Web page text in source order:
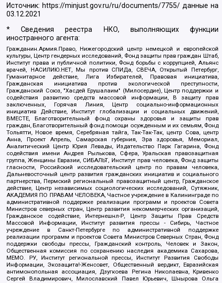
Источник: https://minjust.gov.ru/ru/documents/7755/ данные на
03.12.2021
* Сведения реестра НКО, выполняющих функции
иностранного агента:
Гражданин.Армия.Право, Нижегородский центр немецкой и европейской
культуры, Центр гендерных исследований, Фонд защиты прав граждан Штаб,
Институт права и публичной политики, Фонд борьбы с коррупцией, Альянс
врачей, НАСИЛИЮ.НЕТ, Мы против СПИДа, СВЕЧА, Открытый Петербург,
Гуманитарное действие, Лига Избирателей, Правовая инициатива,
Гражданская инициатива против экологической преступности,
Гражданский Союз, "Хасдей Ерушалаим" (Милосердие), Центр поддержки и
содействия развитию средств массовой информации, В защиту прав
заключенных, Горячая Линия, Центр социально-информационных
инициатив Действие, Институт глобализации и социальных движений,
ВМЕСТЕ, Благотворительный фонд охраны здоровья и защиты прав
граждан, Благотворительный фонд помощи осужденным и их семьям, Фонд
Тольятти, Новое время, Серебряная тайга, Так-Так-Так, центр Сова, центр
Анна, Проект Апрель, Самарская губерния, Эра здоровья, Мемориал,
Аналитический Центр Юрия Левады, Издательство Парк Гагарина, Фонд
содействия имени Андрея Рылькова, Сфера, Уральская правозащитная
группа, Женщины Евразии, СИБАЛЬТ, Институт прав человека, Фонд защиты
гласности, Российский исследовательский центр по правам человека,
Дальневосточный центр развития гражданских инициатив и социального
партнерства, Пермский региональный правозащитный центр, Гражданское
действие, Центр независимых социологических исследований, Сутяжник,
АКАДЕМИЯ ПО ПРАВАМ ЧЕЛОВЕКА, Частное учреждение в Калининграде по
административной поддержке реализации программ и проектов Совета
Министров северных стран, Центр развития некоммерческих организаций,
Гражданское содействие, Интернешнл-Р, Центр Защиты Прав Средств
Массовой Информации, Институт развития прессы - Сибирь, Частное
учреждение в Санкт-Петербурге по административной поддержке
реализации программ и проектов Совета Министров Северных Стран, Фонд
поддержки свободы прессы, Гражданский контроль, Человек и Закон,
Общественная комиссия по сохранению наследия академика Сахарова,
МЕМО. РУ, Институт региональной прессы, Институт Развития Свободы
Информации, Экозащита!-Женсовет, Общественный вердикт, Евразийская
антимонопольная ассоциация, Дзугкоева Регина Николаевна, Кривенко
Сергей Владимирович, Милославский Павел Юрьевич, Шнырова Ольга